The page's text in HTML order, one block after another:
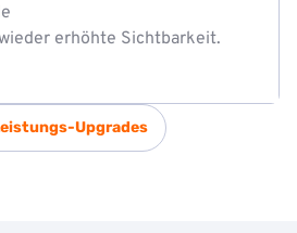
erhöhte Sichtbarkeit.
Upgrades